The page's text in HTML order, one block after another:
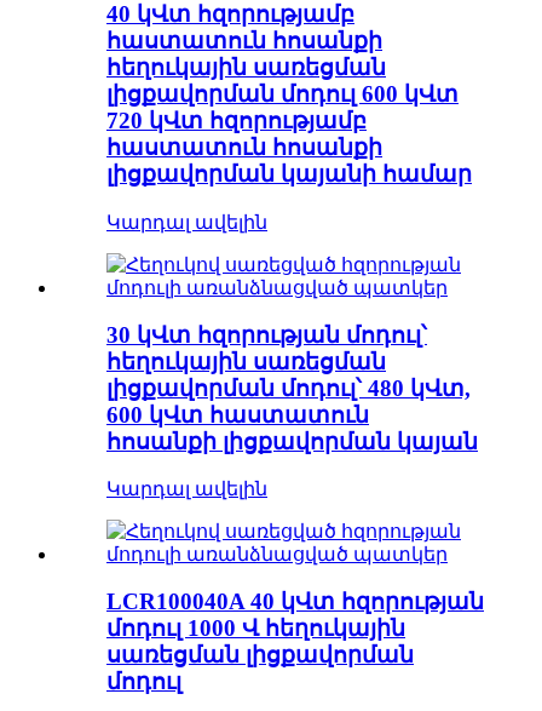
40 կՎտ հզորությամբ
հաստատուն հոսանքի
հեղուկային սառեցման
լիցքավորման մոդուլ 600 կՎտ
720 կՎտ հզորությամբ
հաստատուն հոսանքի
լիցքավորման կայանի համար
Կարդալ ավելին
30 կՎտ հզորության մոդուլ՝
հեղուկային սառեցման
լիցքավորման մոդուլ՝ 480 կՎտ,
600 կՎտ հաստատուն
հոսանքի լիցքավորման կայան
Կարդալ ավելին
LCR100040A 40 կՎտ հզորության
մոդուլ 1000 Վ հեղուկային
սառեցման լիցքավորման
մոդուլ